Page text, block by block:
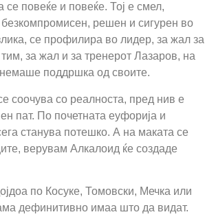
повеќе и повеќе. Тој е смел,
решен и сигурен во
се профилира во лидер, за жал за
тим, за жал и за тренерот Лазаров, на
поддршка од своите.
соочува со реалноста, пред нив е
пат. По почетната еуфорија и
станува потешко. А на маката се
верувам Алкалоид ќе создаде
по Косуке, Томовски, Мечка или
дефинитивно имаа што да видат.